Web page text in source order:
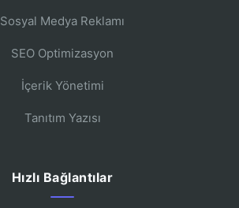
Sosyal Medya Reklamı
SEO Optimizasyon
İçerik Yönetimi
Tanıtım Yazısı
Hızlı Bağlantılar